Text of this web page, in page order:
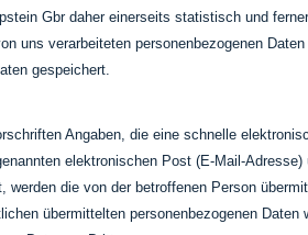
Gbr daher einerseits statistisch und
uns verarbeiteten personenbezogenen
gespeichert.
Angaben, die eine schnelle
elektronischen Post (E-Mail-
die von der betroffenen Person
übermittelten personenbezogenen